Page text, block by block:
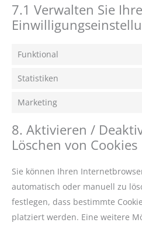
7.1 Verwalten Sie Ihre
Funktional
Statistiken
Marketing
8. Aktivieren /
Löschen von Cookies
Sie können Ihren
automatisch oder manuell zu
festlegen, dass bestimmte
platziert werden. Eine weitere